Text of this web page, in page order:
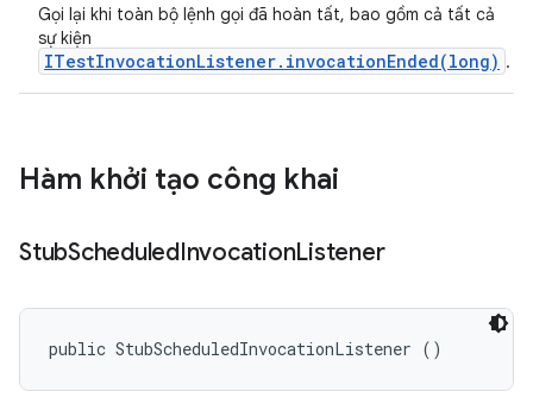
Gọi lại khi toàn bộ lệnh gọi đã hoàn tất, bao gồm cả tất cả
sự kiện
ITestInvocationListener.invocationEnded(long) .
Hàm khởi tạo công khai
StubScheduledInvocationListener
public StubScheduledInvocationListener ()